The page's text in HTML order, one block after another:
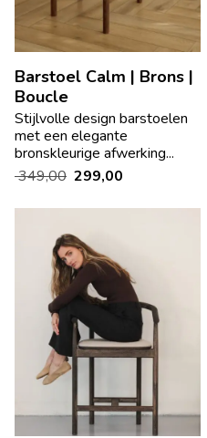
Barstoel Calm | Brons |
Boucle
Stijlvolle design barstoelen
met een elegante
bronskleurige afwerking...
349,00 299,00